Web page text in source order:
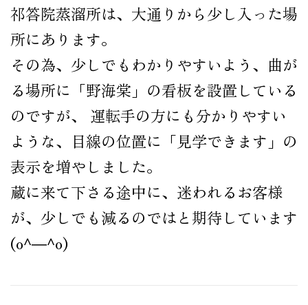
祁答院蒸溜所は、大通りから少し入った場
所にあります。
その為、少しでもわかりやすいよう、曲が
る場所に「野海棠」の看板を設置している
のですが、 運転手の方にも分かりやすい
ような、目線の位置に「見学できます」の
表示を増やしました。
蔵に来て下さる途中に、迷われるお客様
が、少しでも減るのではと期待しています
(o^―^o)